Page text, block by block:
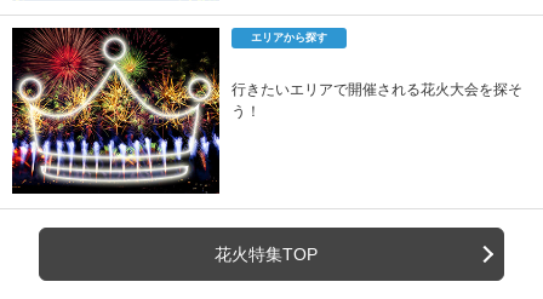
エリアから探す
行きたいエリアで開催される花火大会を探そ
う！
花火特集TOP